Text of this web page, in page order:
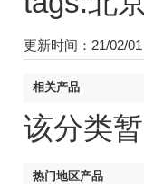
更新时间：21/02/
相关产品
该分类
热门地区产品